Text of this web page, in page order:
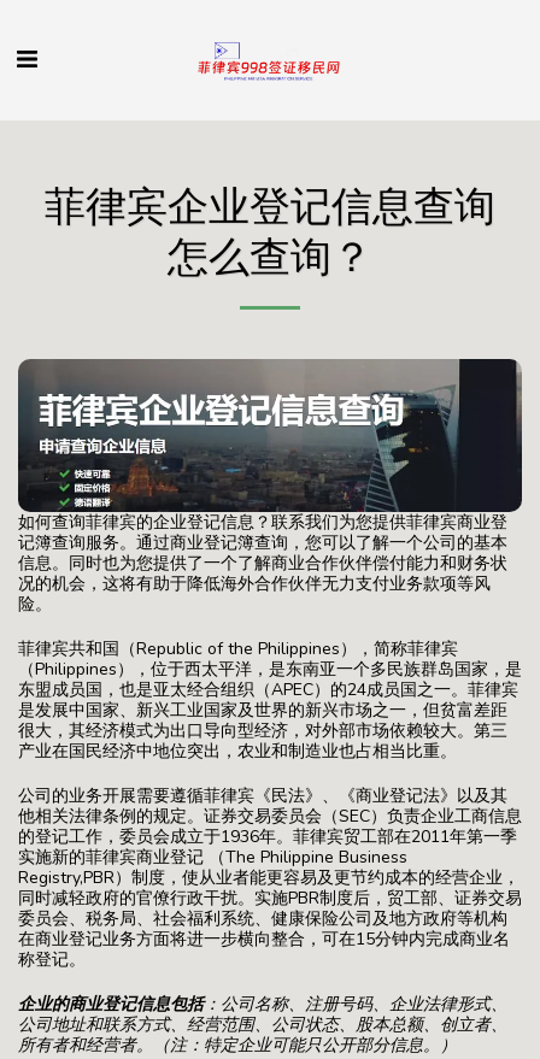
菲律宾企业登记信息查询
怎么查询？
如何查询菲律宾的企业登记信息？联系我们为您提供菲律宾商业登
记簿查询服务。通过商业登记簿查询，您可以了解一个公司的基本
信息。同时也为您提供了一个了解商业合作伙伴偿付能力和财务状
况的机会，这将有助于降低海外合作伙伴无力支付业务款项等风
险。
菲律宾共和国（Republic of the Philippines），简称菲律宾
（Philippines），位于西太平洋，是东南亚一个多民族群岛国家，是
东盟成员国，也是亚太经合组织（APEC）的24成员国之一。菲律宾
是发展中国家、新兴工业国家及世界的新兴市场之一，但贫富差距
很大，其经济模式为出口导向型经济，对外部市场依赖较大。第三
产业在国民经济中地位突出，农业和制造业也占相当比重。
公司的业务开展需要遵循菲律宾《民法》、《商业登记法》以及其
他相关法律条例的规定。证券交易委员会（SEC）负责企业工商信息
的登记工作，委员会成立于1936年。菲律宾贸工部在2011年第一季
实施新的菲律宾商业登记 （The Philippine Business
Registry,PBR）制度，使从业者能更容易及更节约成本的经营企业，
同时减轻政府的官僚行政干扰。实施PBR制度后，贸工部、证券交易
委员会、税务局、社会福利系统、健康保险公司及地方政府等机构
在商业登记业务方面将进一步横向整合，可在15分钟内完成商业名
称登记。
企业的商业登记信息包括：公司名称、注册号码、企业法律形式、
公司地址和联系方式、经营范围、公司状态、股本总额、创立者、
所有者和经营者。（注：特定企业可能只公开部分信息。）